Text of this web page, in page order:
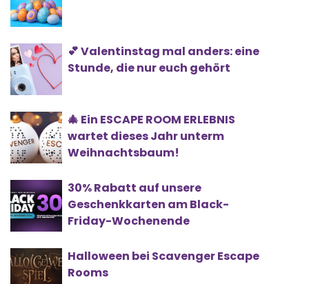
💕 Valentinstag mal anders: eine
Stunde, die nur euch gehört
🎄 Ein ESCAPE ROOM ERLEBNIS
wartet dieses Jahr unterm
Weihnachtsbaum!
30% Rabatt auf unsere
Geschenkkarten am Black-
Friday-Wochenende
Halloween bei Scavenger Escape
Rooms